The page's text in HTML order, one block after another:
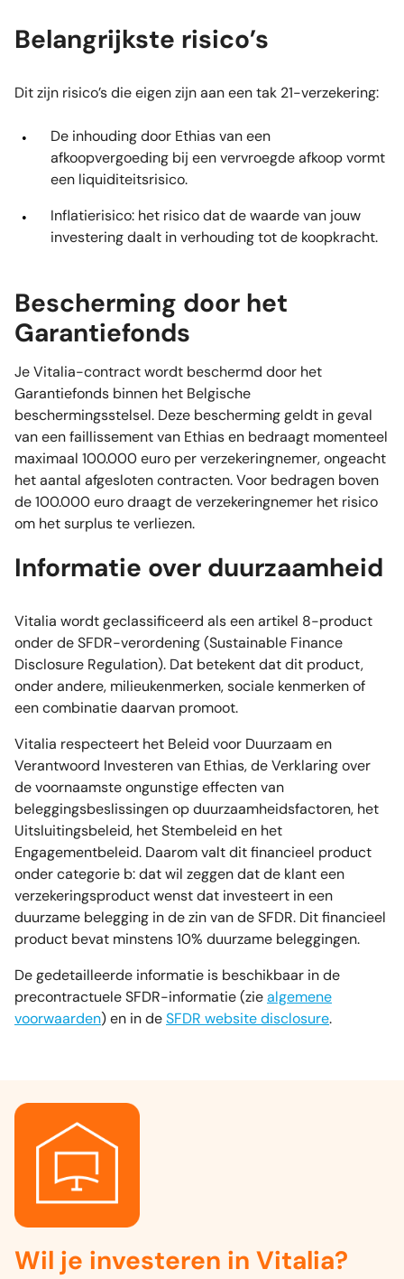
Belangrijkste risico’s
Dit zijn risico’s die eigen zijn aan een tak 21-verzekering:
De inhouding door Ethiasvan een
afkoopvergoeding bij een vervroegde afkoop vormt
een liquiditeitsrisico.
Inflatierisico: het risico dat de waarde van jouw
investering daalt in verhouding tot de koopkracht.
Bescherming door het
Garantiefonds
Je Vitalia-contract wordt beschermd door het
Garantiefonds binnen het Belgische
beschermingsstelsel. Deze bescherming geldt in geval
van een faillissement van Ethias en bedraagt momenteel
maximaal 100.000 euro per verzekeringnemer, ongeacht
het aantal afgesloten contracten. Voor bedragen boven
de 100.000 euro draagt de verzekeringnemer het risico
om het surplus te verliezen.
Informatie over duurzaamheid
Vitalia wordt geclassificeerd als een artikel 8-product
onder de SFDR-verordening (Sustainable Finance
Disclosure Regulation). Dat betekent dat dit product,
onder andere, milieukenmerken, sociale kenmerken of
een combinatie daarvan promoot.
Vitalia respecteert het Beleid voor Duurzaam en
Verantwoord Investeren van Ethias, de Verklaring over
de voornaamste ongunstige effecten van
beleggingsbeslissingen op duurzaamheidsfactoren, het
Uitsluitingsbeleid, het Stembeleid en het
Engagementbeleid. Daarom valt dit financieel product
onder categorie b: dat wil zeggen dat de klant een
verzekeringsproduct wenst dat investeert in een
duurzame belegging in de zin van de SFDR. Dit financieel
product bevat minstens 10% duurzame beleggingen.
De gedetailleerde informatie is beschikbaar in de
precontractuele SFDR-informatie (ziealgemene
voorwaarden) en in deSFDR website disclosure.
Wil je investeren in Vitalia?